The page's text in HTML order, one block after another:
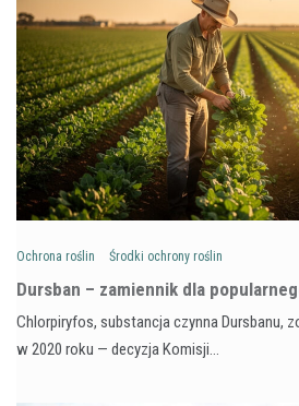
Ochrona roślin Środki ochrony roślin
Dursban – zamiennik dla
Chlorpiryfos, substancja czynna Dursbanu,
w 2020 roku — decyzja Komisji…